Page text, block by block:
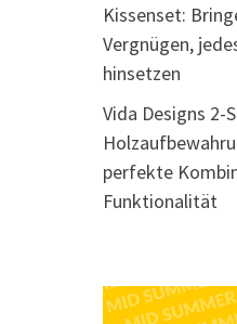
Kissenset:
Vergnügen,
hinsetzen
Vida Designs 2-
perfekte
Funktionalität